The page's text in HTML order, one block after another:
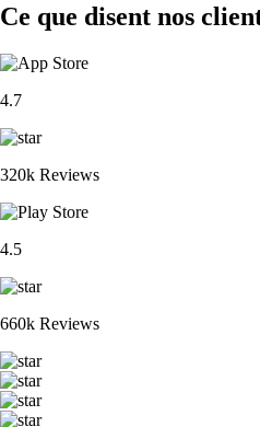
Ce que disent nos
4.7
320k Reviews
4.5
660k Reviews